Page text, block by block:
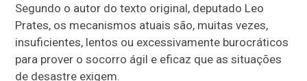
Segundo o autor do texto original, deputado Leo
Prates, os mecanismos atuais são, muitas vezes,
insuficientes, lentos ou excessivamente burocráticos
para prover o socorro ágil e eficaz que as situações
de desastre exigem.